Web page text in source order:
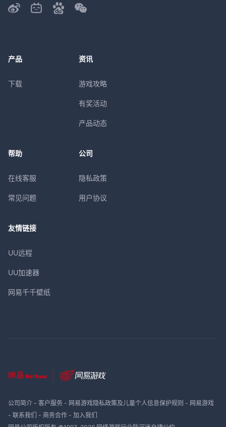
产品
下载
资讯
游戏攻略
有奖活动
产品动态
帮助
在线客服
常见问题
公司
隐私政策
用户协议
友情链接
UU远程
UU加速器
网易千千壁纸
公司简介- 客户服务- 网易游戏隐私政策及儿童个人信息保护规则 - 网易游戏
- 联系我们 - 商务合作- 加入我们